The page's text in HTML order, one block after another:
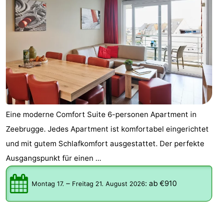
Eine moderne Comfort Suite 6-personen Apartment in
Zeebrugge. Jedes Apartment ist komfortabel eingerichtet
und mit gutem Schlafkomfort ausgestattet. Der perfekte
Ausgangspunkt für einen ...
Montag 17. – Freitag 21. August 2026: ab €910